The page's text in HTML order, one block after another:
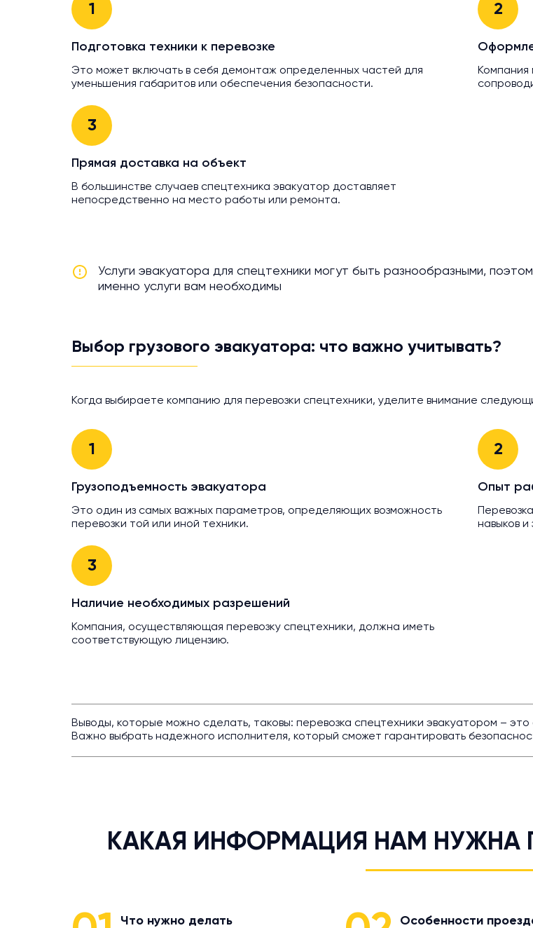
1
Подготовка техники к перевозке
Это может включать в себя демонтаж определенных частей для
уменьшения габаритов или обеспечения безопасности.
2
3
Прямая доставка на объект
В большинстве случаев спецтехника эвакуатор доставляет
непосредственно на место работы или ремонта.
Услуги эвакуатора для спецтехники могут быть разнообразными,
именно услуги вам необходимы
Выбор грузового эвакуатора: что важно учитывать?
Когда выбираете компанию для перевозки спецтехники, уделите внимание
1
Грузоподъемность эвакуатора
Это один из самых важных параметров, определяющих возможность
перевозки той или иной техники.
2
Опыт
навыков и
3
Наличие необходимых разрешений
Компания, осуществляющая перевозку спецтехники, должна иметь
соответствующую лицензию.
Выводы, которые можно сделать, таковы: перевозка спецтехники эвакуатором –
Важно выбрать надежного исполнителя, который сможет гарантировать
КАКАЯ ИНФОРМАЦИЯ НАМ НУЖНА
Что нужно делать Особенности